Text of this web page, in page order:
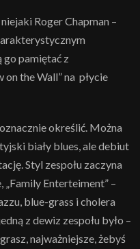
Roger Chapman –
go pamiętać z
the Wall” na płycie
określić. Można
biały blues, ale debiut
Styl zespołu zaczyna
Enterteiment” –
blue-grass i cholera
z dewiz zespołu było –
najważniejsze, żebyś